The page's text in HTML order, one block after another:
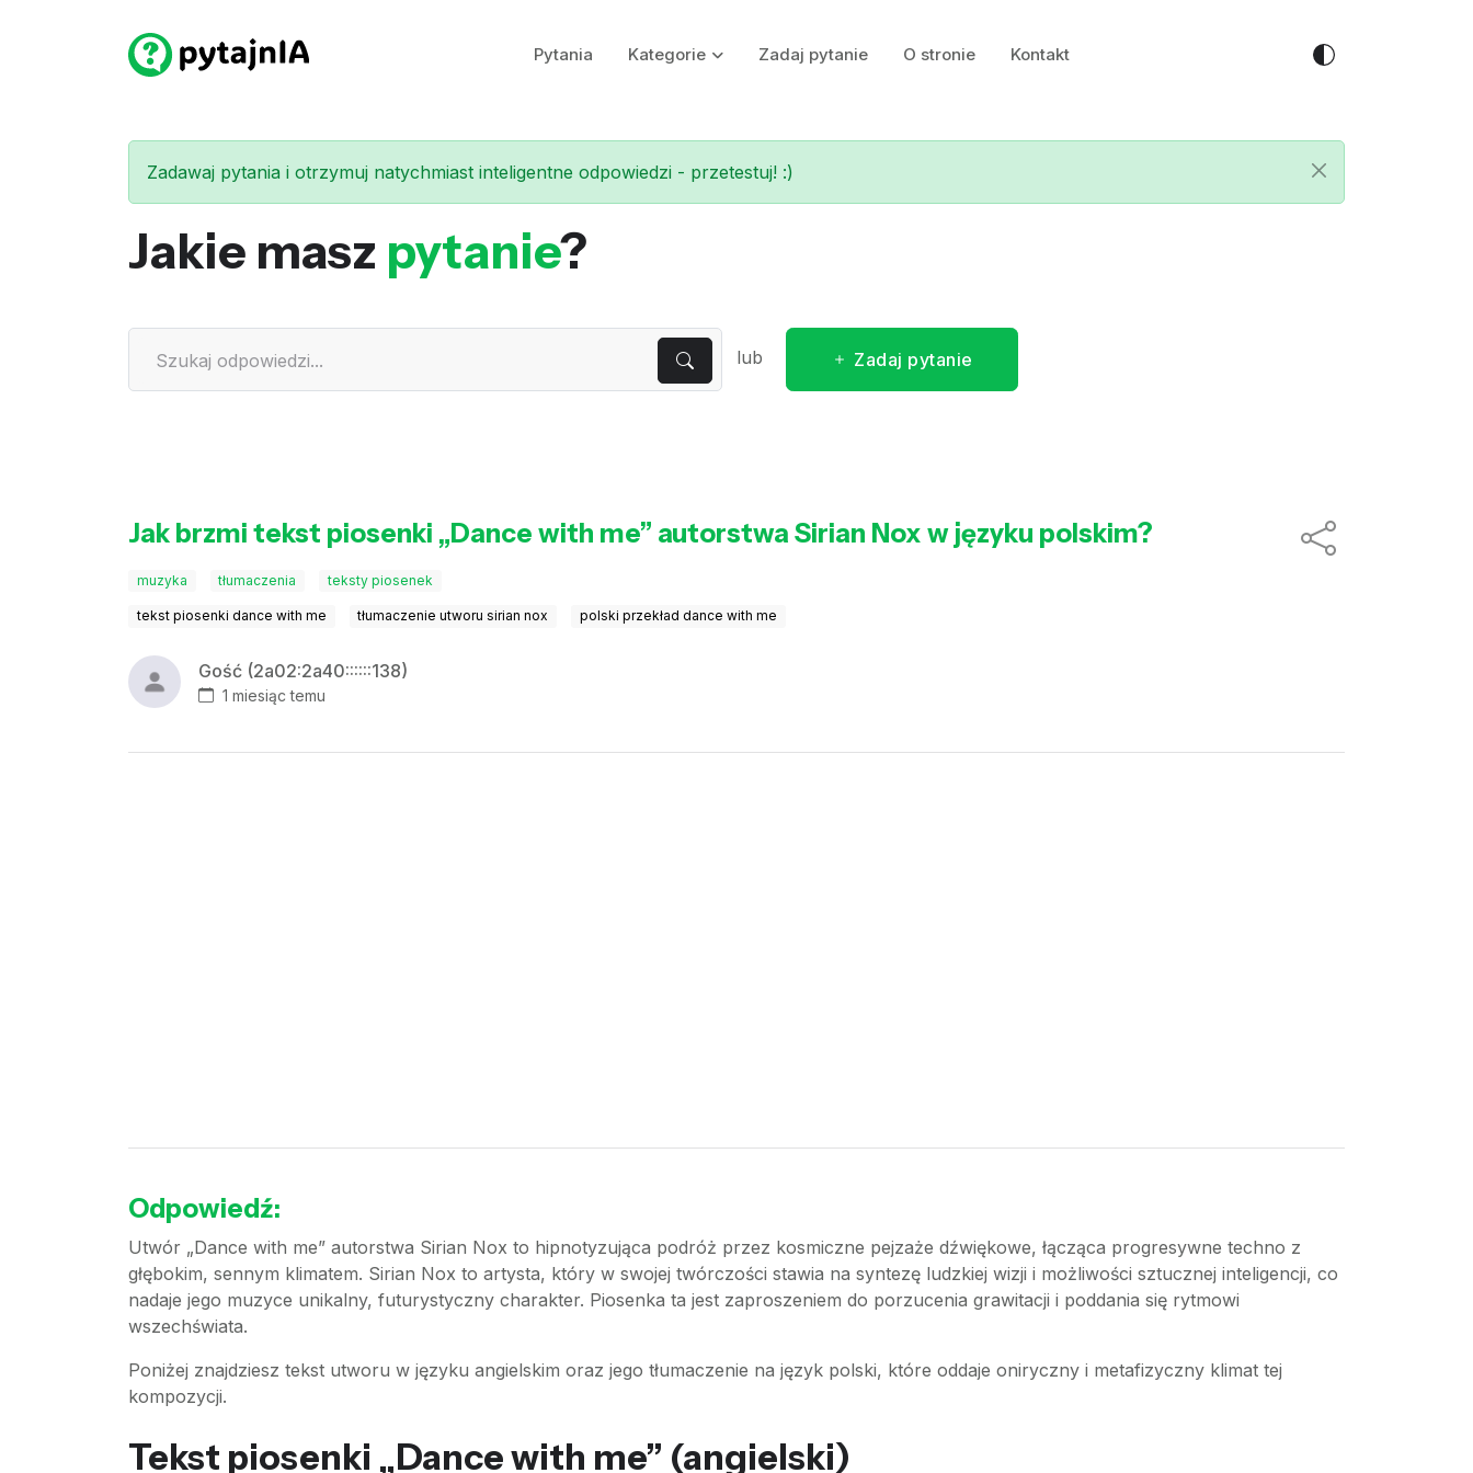
Pytania Kategorie Zadaj pytanie O stronie Kontakt
Zadawaj pytania i otrzymuj natychmiast inteligentne odpowiedzi - przetestuj! :)
Jakie masz pytanie?
lub Zadaj pytanie
Jak brzmi tekst piosenki „Dance with me” autorstwa Sirian Nox w języku polskim?
muzyka tłumaczenia teksty piosenek
tekst piosenki dance with me tłumaczenie utworu sirian nox polski przekład dance with me
Gość (2a02:2a40::::::138)
1 miesiąc temu
Odpowiedź:
Utwór „Dance with me” autorstwa Sirian Nox to hipnotyzująca podróż przez kosmiczne pejzaże dźwiękowe, łącząca progresywne techno z
głębokim, sennym klimatem. Sirian Nox to artysta, który w swojej twórczości stawia na syntezę ludzkiej wizji i możliwości sztucznej inteligencji, co
nadaje jego muzyce unikalny, futurystyczny charakter. Piosenka ta jest zaproszeniem do porzucenia grawitacji i poddania się rytmowi
wszechświata.
Poniżej znajdziesz tekst utworu w języku angielskim oraz jego tłumaczenie na język polski, które oddaje oniryczny i metafizyczny klimat tej
kompozycji.
Tekst piosenki „Dance with me” (angielski)